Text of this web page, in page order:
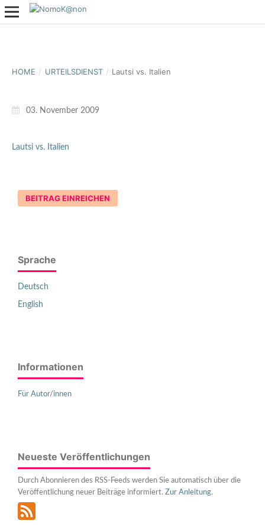
HOME / URTEILSDIENST / Lautsi vs. Italien
03. November 2009
Lautsi vs. Italien
BEITRAG EINREICHEN
Sprache
Deutsch
English
Informationen
Für Autor/innen
Neueste Veröffentlichungen
Durch Abonnieren des RSS-Feeds werden Sie automatisch über die
Veröffentlichung neuer Beiträge informiert. Zur Anleitung.